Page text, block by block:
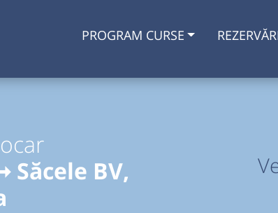
PROGRAM CURSE
Săcele BV,